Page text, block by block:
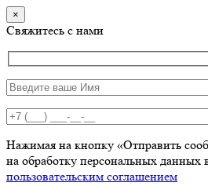
×
Свяжитесь с нами
Нажимая на кнопку «Отправить
на обработку персональных данных
пользовательским соглашением